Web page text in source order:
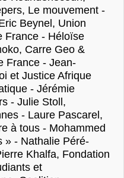
Le mouvement -
Beynel, Union
France - Héloïse
Carre Geo &
France - Jean-
et Justice Afrique
- Jérémie
- Julie Stoll,
- Laure Pascarel,
à tous - Mohammed
» - Nathalie Péré-
Khalfa, Fondation
et